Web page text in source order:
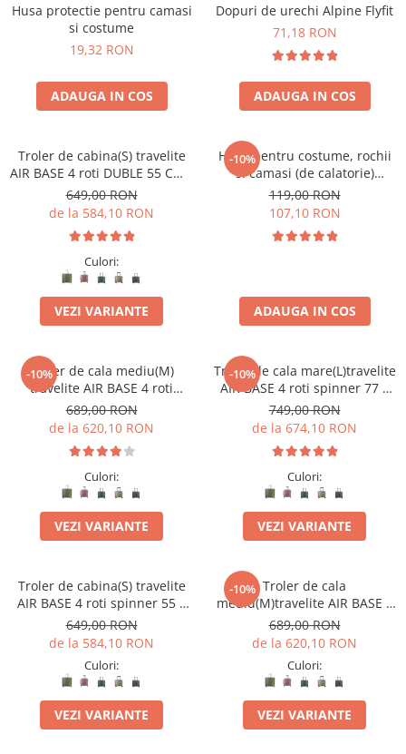
Huse troler
Business Travel
Borsete
Resigilate
Husa protectie pentru camasi
si costume
19,32 RON
ADAUGA IN COS
Dopuri de urechi Alpine Flyfit
71,18 RON
ADAUGA IN COS
Troler de cabina(S) travelite
AIR BASE 4 roti DUBLE 55 CM -
S
649,00 RON
de la 584,10 RON
Culori:
VEZI VARIANTE
-10%
Husa pentru costume, rochii
si camasi (de calatorie)
travelite Mobile
119,00 RON
107,10 RON
ADAUGA IN COS
-10%
Troler de cala mediu(M)
travelite AIR BASE 4 roti
spinner 67 x 45 x 27 cm
689,00 RON
de la 620,10 RON
Culori:
VEZI VARIANTE
-10%
Troler de cala mare(L)travelite
AIR BASE 4 roti spinner 77 x
51 x 30 cm - L
749,00 RON
de la 674,10 RON
Culori:
VEZI VARIANTE
Troler de cabina(S) travelite
AIR BASE 4 roti spinner 55 x
39 x 20 cm - S
649,00 RON
de la 584,10 RON
Culori:
VEZI VARIANTE
-10% Troler de cala
mediu(M)travelite AIR BASE 4
roti DUBLE 67 CM
689,00 RON
de la 620,10 RON
Culori:
VEZI VARIANTE